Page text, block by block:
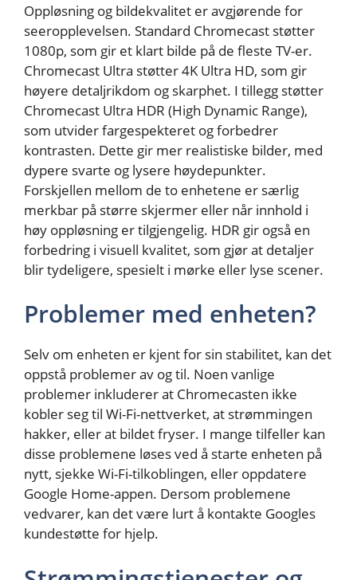
Oppløsning og bildekvalitet er avgjørende for
seeropplevelsen. Standard Chromecast støtter
1080p, som gir et klart bilde på de fleste TV-er.
Chromecast Ultra støtter 4K Ultra HD, som gir
høyere detaljrikdom og skarphet. I tillegg støtter
Chromecast Ultra HDR (High Dynamic Range),
som utvider fargespekteret og forbedrer
kontrasten. Dette gir mer realistiske bilder, med
dypere svarte og lysere høydepunkter.
Forskjellen mellom de to enhetene er særlig
merkbar på større skjermer eller når innhold i
høy oppløsning er tilgjengelig. HDR gir også en
forbedring i visuell kvalitet, som gjør at detaljer
blir tydeligere, spesielt i mørke eller lyse scener.
Problemer med enheten?
Selv om enheten er kjent for sin stabilitet, kan det
oppstå problemer av og til. Noen vanlige
problemer inkluderer at Chromecasten ikke
kobler seg til Wi-Fi-nettverket, at strømmingen
hakker, eller at bildet fryser. I mange tilfeller kan
disse problemene løses ved å starte enheten på
nytt, sjekke Wi-Fi-tilkoblingen, eller oppdatere
Google Home-appen. Dersom problemene
vedvarer, kan det være lurt å kontakte Googles
kundestøtte for hjelp.